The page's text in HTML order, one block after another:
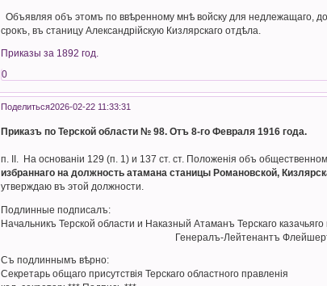
Объявляя объ этомъ по ввѣренному мнѣ войску для недлежащаго,
срокъ, въ станицу Александрійскую Кизлярскаго отдѣла.
Приказы за 1892 год.
0
Поделиться2026-02-22 11:33:31
Приказъ по Терской области № 98. Отъ 8-го Февраля 1916 года.
п. II. На основаніи 129 (п. 1) и 137 ст. ст. Положенія объ
избраннаго на должность атамана станицы Романовской,
утверждаю въ этой должности.
Подлинные подписалъ:
Начальникъ Терской области и Наказный Атаманъ Терскаго казачьяго
Генералъ-Лейтенантъ
Съ подлиннымъ вѣрно:
Секретарь общаго присутствiя Терскаго областного правленiя